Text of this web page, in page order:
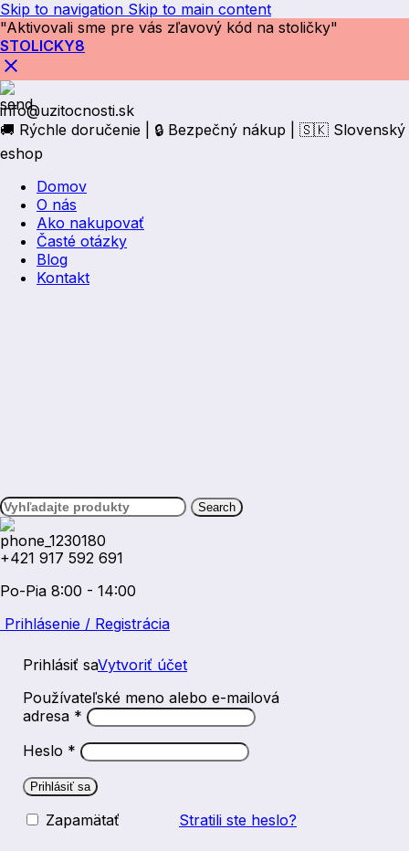
Skip to navigation Skip to main content
"Aktivovali sme pre vás zľavový kód na stoličky"
STOLICKY8
info@uzitocnosti.sk
🚚 Rýchle doručenie | 🔒 Bezpečný nákup | 🇸🇰 Slovenský
eshop
Domov
O nás
Ako nakupovať
Časté otázky
Blog
Kontakt
Search
+421 917 592 691
Po-Pia 8:00 - 14:00
Prihlásenie / Registrácia
Prihlásiť saVytvoriť účet
Používateľské meno alebo e-mailová
adresa * Povinné
Heslo * Povinné
Prihlásiť sa
Stratili ste heslo?
Zapamätať